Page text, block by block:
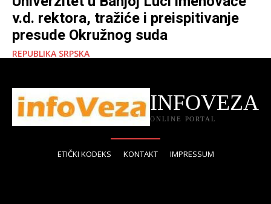
v.d. rektora, tražiće i preispitivanje
presude Okružnog suda
REPUBLIKA SRPSKA
INFOVEZA
ONLINE PORTAL
ETIČKI KODEKS KONTAKT IMPRESSUM